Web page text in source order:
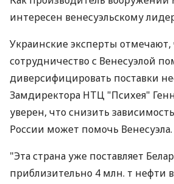
интересен венесуэльскому
Украинские эксперты отмечают,
сотрудничество с Венесуэлой
диверсифицировать поставки
Замдиректора НТЦ "Психея"
уверен, что снизить
России может помочь Венесуэла.
"Эта страна уже поставляет
приблизительно 4 млн. т нефти